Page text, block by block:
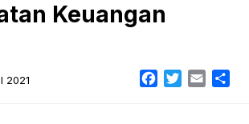
Keuangan
2021 Facebook
TwitterEmail